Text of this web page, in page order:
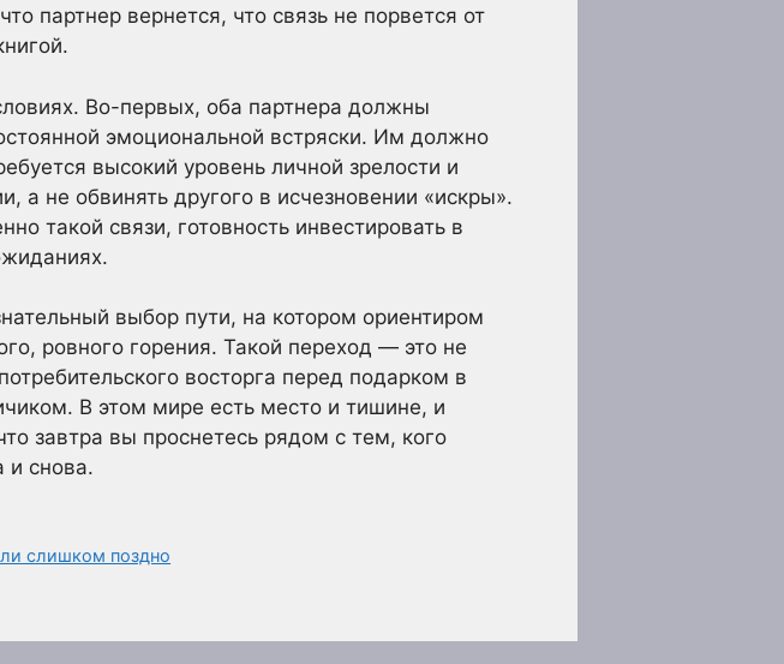
партнер вернется, что связь не порвется от
Во-первых, оба партнера должны
эмоциональной встряски. Им должно
высокий уровень личной зрелости и
а не обвинять другого в исчезновении «искры».
такой связи, готовность инвестировать в
выбор пути, на котором ориентиром
ровного горения. Такой переход — это не
восторга перед подарком в
В этом мире есть место и тишине, и
завтра вы проснетесь рядом с тем, кого
и снова.
слишком поздно